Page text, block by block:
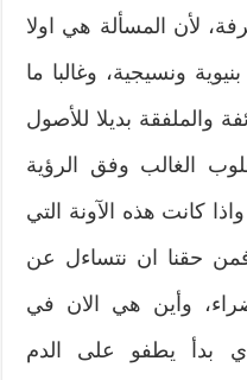
لأن المسألة هي اولا
ونسيجية، وغالبا ما
والملفقة بديلا للأصول
الغالب وفق الرؤية
كانت هذه الآونة التي
حقنا ان نتساءل عن
وأين هي الان في
بدأ يطفو على الدم